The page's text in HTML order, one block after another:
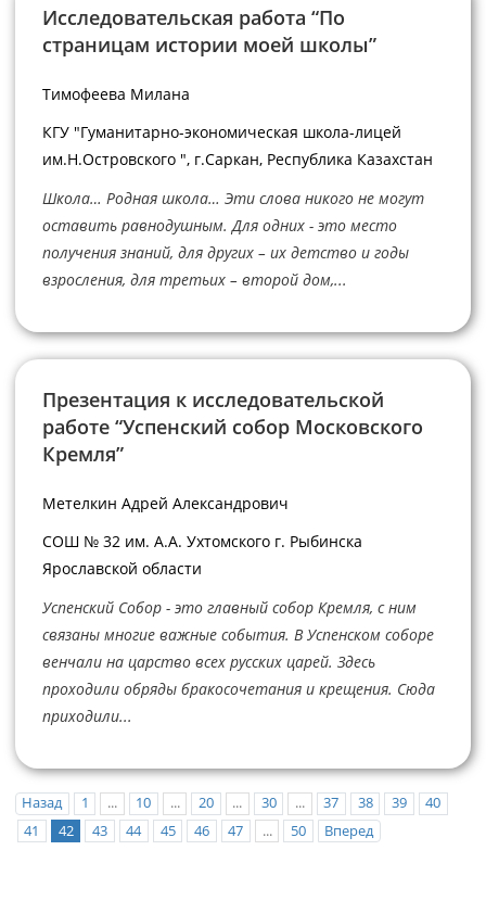
Исследовательская работа “По
страницам истории моей школы”
Тимофеева Милана
КГУ "Гуманитарно-экономическая школа-лицей
им.Н.Островского ", г.Саркан, Республика Казахстан
Школа… Родная школа… Эти слова никого не могут
оставить равнодушным. Для одних - это место
получения знаний, для других – их детство и годы
взросления, для третьих – второй дом,...
Презентация к исследовательской
работе “Успенский собор Московского
Кремля”
Метелкин Адрей Александрович
СОШ № 32 им. А.А. Ухтомского г. Рыбинска
Ярославской области
Успенский Собор - это главный собор Кремля, с ним
связаны многие важные события. В Успенском соборе
венчали на царство всех русских царей. Здесь
проходили обряды бракосочетания и крещения. Сюда
приходили...
Назад 1 ... 10 ... 20 ... 30 ... 37 38 39
40
41
42 43 44 45 46 47 ... 50 Вперед